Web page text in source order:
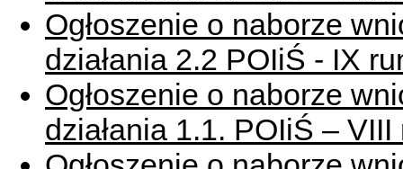
Ogłoszenie o naborze
działania 2.2 POIiŚ - IX
Ogłoszenie o naborze
działania 1.1. POIiŚ –